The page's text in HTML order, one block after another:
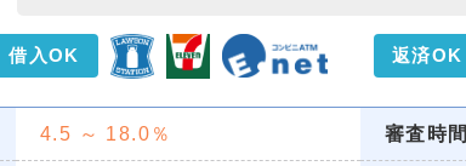
借入OK 返済OK
4.5 ～ 18.0％ 審査時間